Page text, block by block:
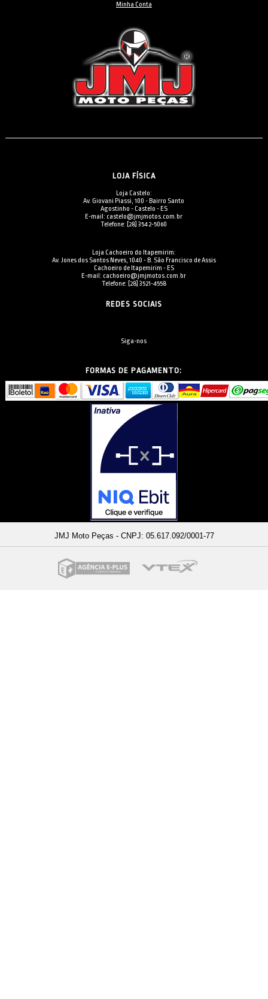
Minha Conta
LOJA FÍSICA
Loja Castelo:
Av. Giovani Piassi, 100 - Bairro Santo
Agostinho - Castelo - ES
E-mail: castelo@jmjmotos.com.br
Telefone: [28] 3542-5060
Loja Cachoeiro do Itapemirim:
Av. Jones dos Santos Neves, 1040 - B. São Francisco de Assis
Cachoeiro de Itapemirim - ES
E-mail: cachoeiro@jmjmotos.com.br
Telefone: [28] 3521-4558
REDES SOCIAIS
Siga-nos
FORMAS DE PAGAMENTO:
JMJ Moto Peças - CNPJ: 05.617.092/0001-77